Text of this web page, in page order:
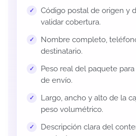
Código postal de origen y
validar cobertura.
Nombre completo,
destinatario.
Peso real del paquete
de envío.
Largo, ancho y alto de la
peso volumétrico.
Descripción clara del